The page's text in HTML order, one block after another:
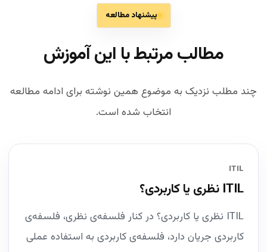
پیشنهاد مطالعه
مطالب مرتبط با این آموزش
چند مطلب نزدیک به موضوع همین نوشته برای ادامه مطالعه
انتخاب شده است.
ITIL
ITIL نظری یا کاربردی؟
ITIL نظری یا کاربردی؟ در کنار فلسفه‌ی نظری، فلسفه‌ی
کاربردی جریان دارد، فلسفه‌ی کاربردی به استفاده عملی